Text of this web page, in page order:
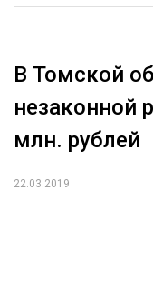
ЛЕСНОЕ ХОЗЯЙСТВО
ЛЕСОЗАГОТОВКА
В Томской
незаконной
млн. рублей
22.03.2019